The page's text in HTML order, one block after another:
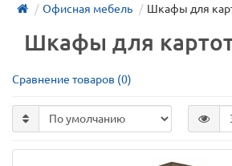
Офисная мебель Шкафы для
Шкафы для
Сравнение товаров (0)